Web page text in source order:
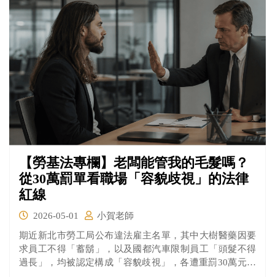
【勞基法專欄】老闆能管我的毛髮嗎？
從30萬罰單看職場「容貌歧視」的法律
紅線
2026-05-01
小賀老師
期近新北市勞工局公布違法雇主名單，其中大樹醫藥因要
求員工不得「蓄鬍」，以及國都汽車限制員工「頭髮不得
過長」，均被認定構成「容貌歧視」，各遭重罰30萬元。